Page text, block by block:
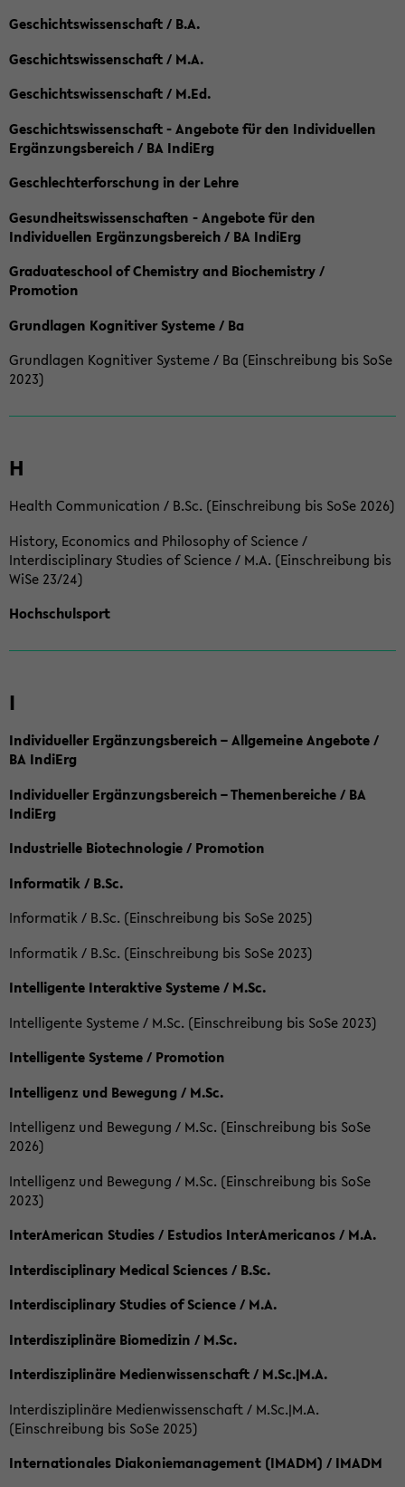
Geschichtswissenschaft / B.A.
Geschichtswissenschaft / M.A.
Geschichtswissenschaft / M.Ed.
Geschichtswissenschaft - Angebote für den Individuellen
Ergänzungsbereich / BA IndiErg
Geschlechterforschung in der Lehre
Gesundheitswissenschaften - Angebote für den
Individuellen Ergänzungsbereich / BA IndiErg
Graduateschool of Chemistry and Biochemistry /
Promotion
Grundlagen Kognitiver Systeme / Ba
Grundlagen Kognitiver Systeme / Ba (Einschreibung bis SoSe
2023)
H
Health Communication / B.Sc. (Einschreibung bis SoSe 2026)
History, Economics and Philosophy of Science /
Interdisciplinary Studies of Science / M.A. (Einschreibung bis
WiSe 23/24)
Hochschulsport
I
Individueller Ergänzungsbereich – Allgemeine Angebote /
BA IndiErg
Individueller Ergänzungsbereich – Themenbereiche / BA
IndiErg
Industrielle Biotechnologie / Promotion
Informatik / B.Sc.
Informatik / B.Sc. (Einschreibung bis SoSe 2025)
Informatik / B.Sc. (Einschreibung bis SoSe 2023)
Intelligente Interaktive Systeme / M.Sc.
Intelligente Systeme / M.Sc. (Einschreibung bis SoSe 2023)
Intelligente Systeme / Promotion
Intelligenz und Bewegung / M.Sc.
Intelligenz und Bewegung / M.Sc. (Einschreibung bis SoSe
2026)
Intelligenz und Bewegung / M.Sc. (Einschreibung bis SoSe
2023)
InterAmerican Studies / Estudios InterAmericanos / M.A.
Interdisciplinary Medical Sciences / B.Sc.
Interdisciplinary Studies of Science / M.A.
Interdisziplinäre Biomedizin / M.Sc.
Interdisziplinäre Medienwissenschaft / M.Sc.|M.A.
Interdisziplinäre Medienwissenschaft / M.Sc.|M.A.
(Einschreibung bis SoSe 2025)
Internationales Diakoniemanagement (IMADM) / IMADM